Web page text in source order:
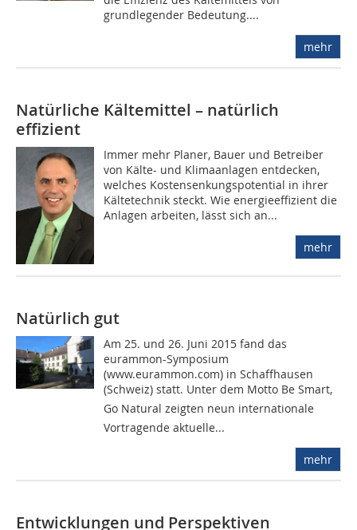
grundlegender Bedeutung....
mehr
Natürliche Kältemittel – natürlich
effizient
Immer mehr Planer, Bauer und Betreiber
von Kälte- und Klimaanlagen entdecken,
welches Kostensenkungspotential in ihrer
Kältetechnik steckt. Wie energieeffizient die
Anlagen arbeiten, lässt sich an...
mehr
Natürlich gut
Am 25. und 26. Juni 2015 fand das
eurammon-Symposium
(www.eurammon.com) in Schaffhausen
(Schweiz) statt. Unter dem Motto Be Smart,
Go Natural zeigten neun internationale
Vortragende aktuelle...
mehr
Entwicklungen und Perspektiven